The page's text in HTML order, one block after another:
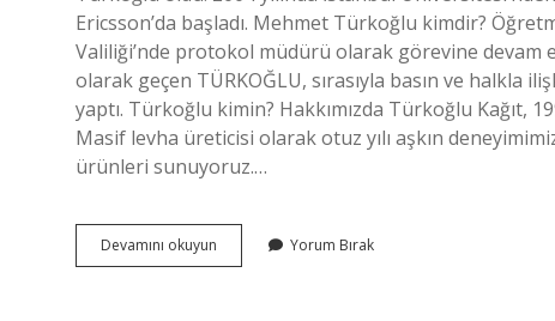
Ericsson’da başladı. Mehmet Türkoğlu kimdir?
Valiliği’nde protokol müdürü olarak görevine devam
olarak geçen TÜRKOĞLU, sırasıyla basın ve
yaptı. Türkoğlu kimin? Hakkımızda Türkoğlu Kağıt,
Masif levha üreticisi olarak otuz yılı aşkın
ürünleri sunuyoruz.…
Devamını okuyun
Turkoglu
Yorum Bırak